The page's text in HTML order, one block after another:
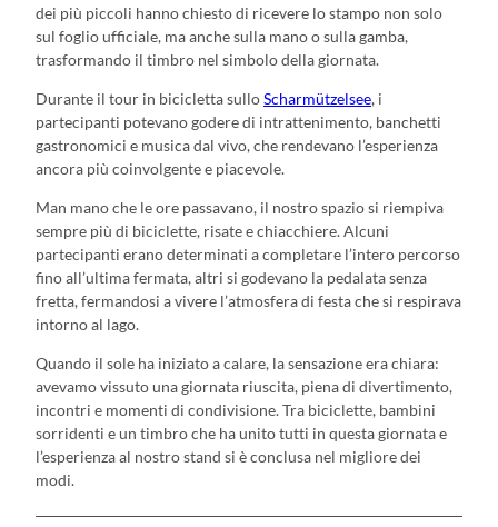
dei più piccoli hanno chiesto di ricevere lo stampo non solo
sul foglio ufficiale, ma anche sulla mano o sulla gamba,
trasformando il timbro nel simbolo della giornata.
Durante il tour in bicicletta sulloScharmützelsee, i
partecipanti potevano godere di intrattenimento, banchetti
gastronomici e musica dal vivo, che rendevano l’esperienza
ancora più coinvolgente e piacevole.
Man mano che le ore passavano, il nostro spazio si riempiva
sempre più di biciclette, risate e chiacchiere. Alcuni
partecipanti erano determinati a completare l’intero percorso
fino all’ultima fermata, altri si godevano la pedalata senza
fretta, fermandosi a vivere l’atmosfera di festa che si respirava
intorno al lago.
Quando il sole ha iniziato a calare, la sensazione era chiara:
avevamo vissuto una giornata riuscita, piena di divertimento,
incontri e momenti di condivisione. Tra biciclette, bambini
sorridenti e un timbro che ha unito tutti in questa giornata e
l’esperienza al nostro stand si è conclusa nel migliore dei
modi.